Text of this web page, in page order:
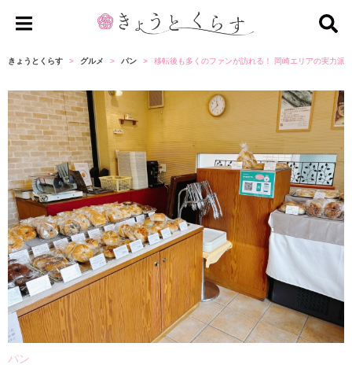
ょ
と
く
ら
す
きょうとくらす グルメ パン 移転後も多くのファンが訪れる！ 岡崎エリアの実力派
パン